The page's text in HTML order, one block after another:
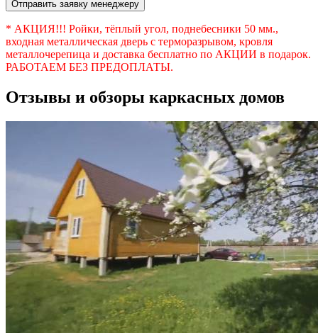
Отправить заявку менеджеру
* АКЦИЯ!!! Ройки, тёплый угол, поднебесники 50 мм.,
входная металлическая дверь с терморазрывом, кровля
металлочерепица и доставка бесплатно по АКЦИИ в подарок.
РАБОТАЕМ БЕЗ ПРЕДОПЛАТЫ.
Отзывы и обзоры каркасных домов